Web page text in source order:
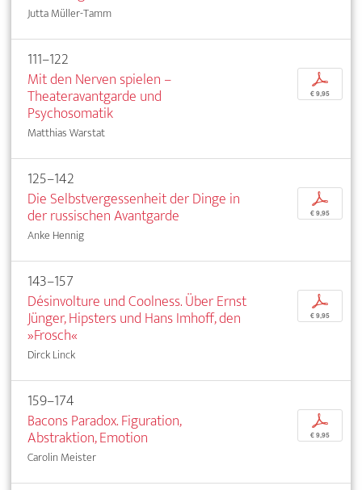
Jutta Müller-Tamm
111–122
Mit den Nerven spielen –
Theateravantgarde und
Psychosomatik
Matthias Warstat
p
€ 9,95
125–142
Die Selbstvergessenheit der Dinge in
der russischen Avantgarde
Anke Hennig
p
€ 9,95
143–157
Désinvolture und Coolness. Über Ernst
Jünger, Hipsters und Hans Imhoff, den
»Frosch«
Dirck Linck
p
€ 9,95
159–174
Bacons Paradox. Figuration,
Abstraktion, Emotion
Carolin Meister
p
€ 9,95